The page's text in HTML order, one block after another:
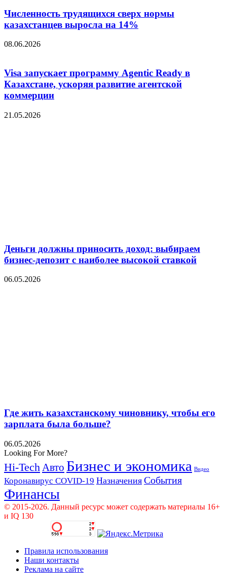
Численность трудящихся сверх нормы
казахстанцев выросла на 14%
08.06.2026
Visa запускает программу Agentic Ready в
Казахстане, ускоряя развитие агентской
коммерции
21.05.2026
Деньги должны приносить доход: выбираем
бизнес-депозит с наиболее высокой ставкой
06.05.2026
Где жить казахстанскому чиновнику, чтобы его
зарплата была больше?
06.05.2026
Looking For More?
Hi-Tech Авто Бизнес и экономика Видео
Коронавирус COVID-19 Назначения События
Финансы
© 2015-2026. Данный ресурс может содержать материалы 16+
и IQ 130
Правила использования
Наши контакты
Реклама на сайте